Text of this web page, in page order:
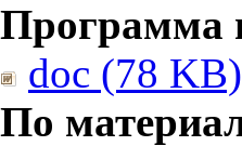
Программа
doc (78 KB)
По